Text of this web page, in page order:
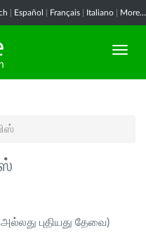
Español Français Italiano More...
புதியது தேவை)